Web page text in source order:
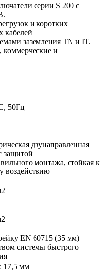
серии S 200 с
и коротких
кабелей
заземления TN и IT.
и
50Гц
двунаправленная
защитой
монтажа, стойкая к
воздействию
EN 60715 (35 мм)
системы быстрого
17,5 мм